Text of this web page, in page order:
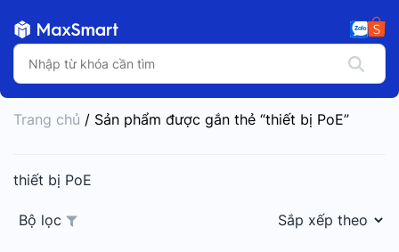
Trang chủ / Sản phẩm được gắn thẻ “thiết bị PoE”
thiết bị PoE
Bộ lọc